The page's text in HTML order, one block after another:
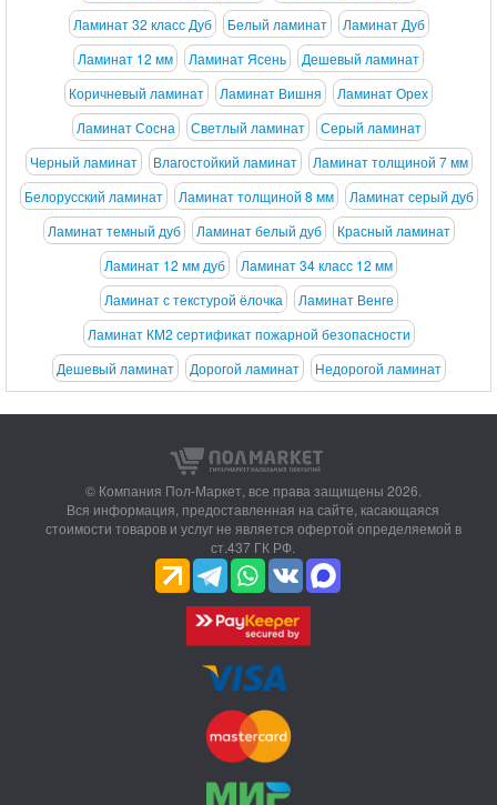
Ламинат 32 класс Дуб
Белый ламинат
Ламинат Дуб
Ламинат 12 мм
Ламинат Ясень
Дешевый ламинат
Коричневый ламинат
Ламинат Вишня
Ламинат Орех
Ламинат Сосна
Светлый ламинат
Серый ламинат
Черный ламинат
Влагостойкий ламинат
Ламинат толщиной 7 мм
Белорусский ламинат
Ламинат толщиной 8 мм
Ламинат серый дуб
Ламинат темный дуб
Ламинат белый дуб
Красный ламинат
Ламинат 12 мм дуб
Ламинат 34 класс 12 мм
Ламинат с текстурой ёлочка
Ламинат Венге
Ламинат КМ2 сертификат пожарной безопасности
Дешевый ламинат
Дорогой ламинат Недорогой ламинат
© Компания Пол-Маркет, все права защищены 2026.
Вся информация, предоставленная на сайте, касающаяся
стоимости товаров и услуг не является офертой определяемой в
ст.437 ГК РФ.